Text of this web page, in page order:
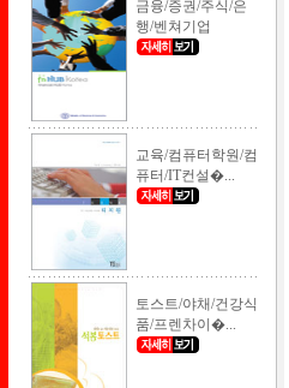
금융/증권/주식/은
행/벤쳐기업
교육/컴퓨터학원/컴
퓨터/IT컨설�...
토스트/야채/건강식
품/프렌차이�...